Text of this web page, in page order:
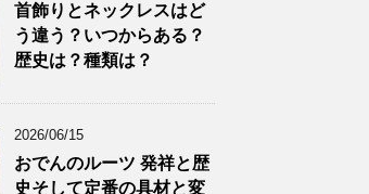
首飾りとネックレスはど
う違う？いつからある？
歴史は？種類は？
2026/06/15
おでんのルーツ 発祥と歴
史そして定番の具材と変